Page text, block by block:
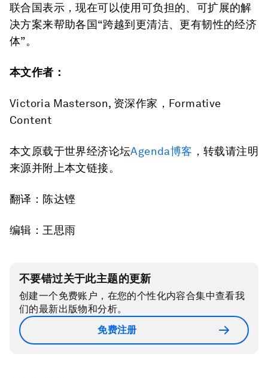
联合国表示，现在可以使用可负担的、可扩展的解
决方案来帮助各国“跨越到更清洁、更有韧性的经济
体”。
本文作者：
Victoria Masterson, 资深作家，Formative
Content
本文原载于世界经济论坛Agenda博客 ，转载请注明
来源并附上本文链接。
翻译：陈达铿
编辑：王思雨
不要错过关于此主题的更新
创建一个免费账户，在您的个性化内容合集中查看我
们的最新出版物和分析。
免费注册